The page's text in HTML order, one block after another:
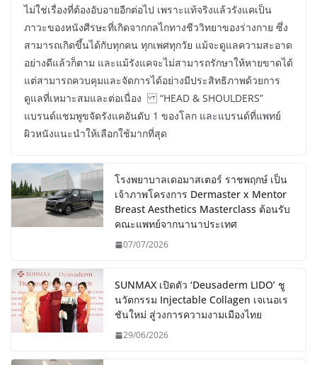
ไม่ใช่เรื่องที่ต้องอับอายอีกต่อไป เพราะแท้จริงแล้วรังแคเป็น
ภาวะของหนังศีรษะที่เกิดจากกลไกทางชีววิทยาของร่างกาย ซึ่ง
สามารถเกิดขึ้นได้กับทุกคน ทุกเพศทุกวัย แม้จะดูแลความสะอาด
อย่างดีแล้วก็ตาม และแม้รังแคจะไม่สามารถรักษาให้หายขาดได้
แต่สามารถควบคุมและจัดการได้อย่างมีประสิทธิภาพด้วยการ
ดูแลที่เหมาะสมและต่อเนื่อง “HEAD & SHOULDERS”
แบรนด์แชมพูขจัดรังแคอันดับ 1 ของโลก และแบรนด์ที่แพทย์
ผิวหนังแนะนำให้เลือกใช้มากที่สุด
โรงพยาบาลเดอมาสเตอร์ ราชพฤกษ์ เป็น
เจ้าภาพโครงการ Dermaster x Mentor
Breast Aesthetics Masterclass ต้อนรับ
คณะแพทย์จากนานาประเทศ
07/07/2026
SUNMAX เปิดตัว ‘Deusaderm LIDO’ ชู
นวัตกรรม Injectable Collagen เจเนอเร
ชันใหม่ สู่วงการความงามเมืองไทย
29/06/2026